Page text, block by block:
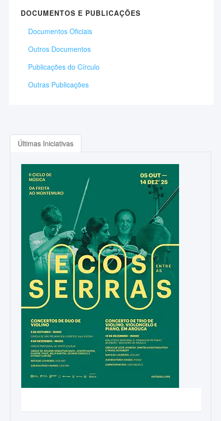
DOCUMENTOS E PUBLICAÇÕES
Documentos Oficiais
Outros Documentos
Publicações do Círculo
Outras Publicações
Últimas Iniciativas